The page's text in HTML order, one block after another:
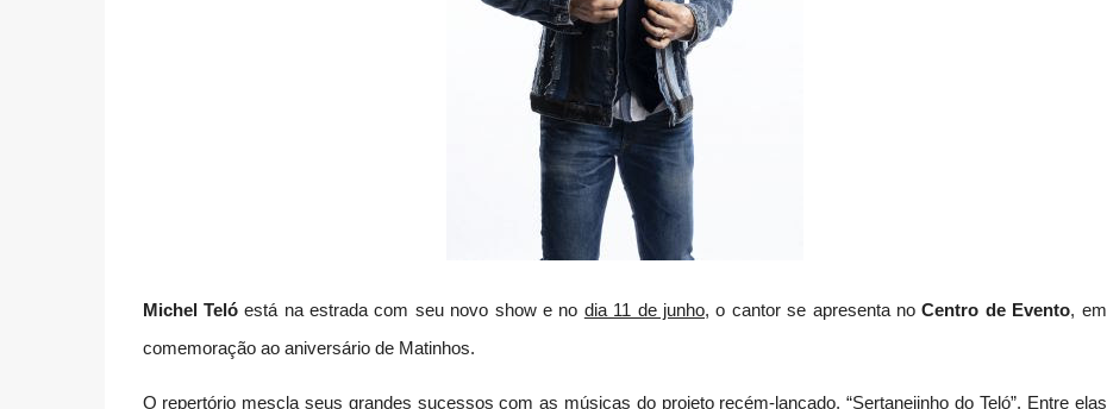
Michel Telóestá na estrada com seu novo show e no dia 11 de junho, o cantor se apresenta noCentro de Evento, em
comemoração ao aniversário de Matinhos.
O repertório mescla seus grandes sucessos com as músicas do projeto recém-lançado, “Sertanejinho do Teló”. Entre elas